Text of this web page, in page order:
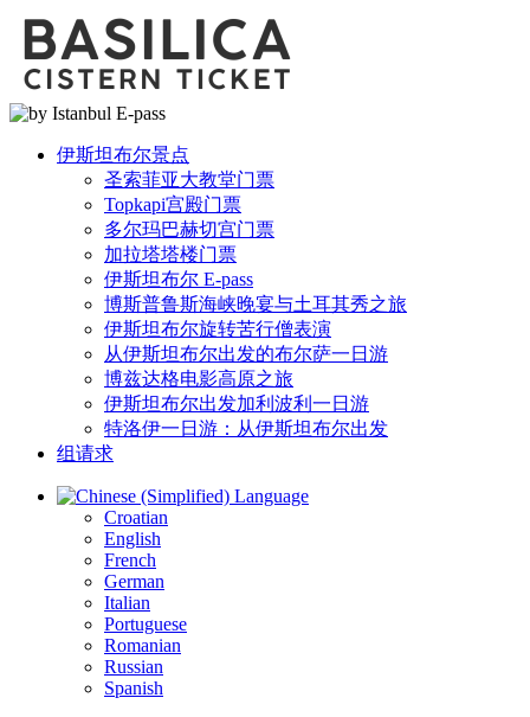
伊斯坦布尔景点
圣索菲亚大教堂门票
Topkapi宫殿门票
多尔玛巴赫切宫门票
加拉塔塔楼门票
伊斯坦布尔 E-pass
博斯普鲁斯海峡晚宴与土耳其秀之旅
伊斯坦布尔旋转苦行僧表演
从伊斯坦布尔出发的布尔萨一日游
博兹达格电影高原之旅
伊斯坦布尔出发加利波利一日游
特洛伊一日游：从伊斯坦布尔出发
组请求
Language
Croatian
English
French
German
Italian
Portuguese
Romanian
Russian
Spanish